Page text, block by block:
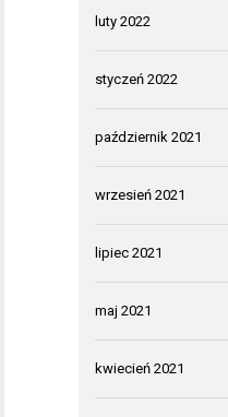
luty 2022
styczeń 2022
październik 2021
wrzesień 2021
lipiec 2021
maj 2021
kwiecień 2021